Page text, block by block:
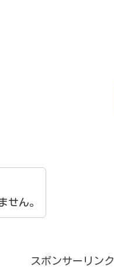
せん。
スポンサーリンク